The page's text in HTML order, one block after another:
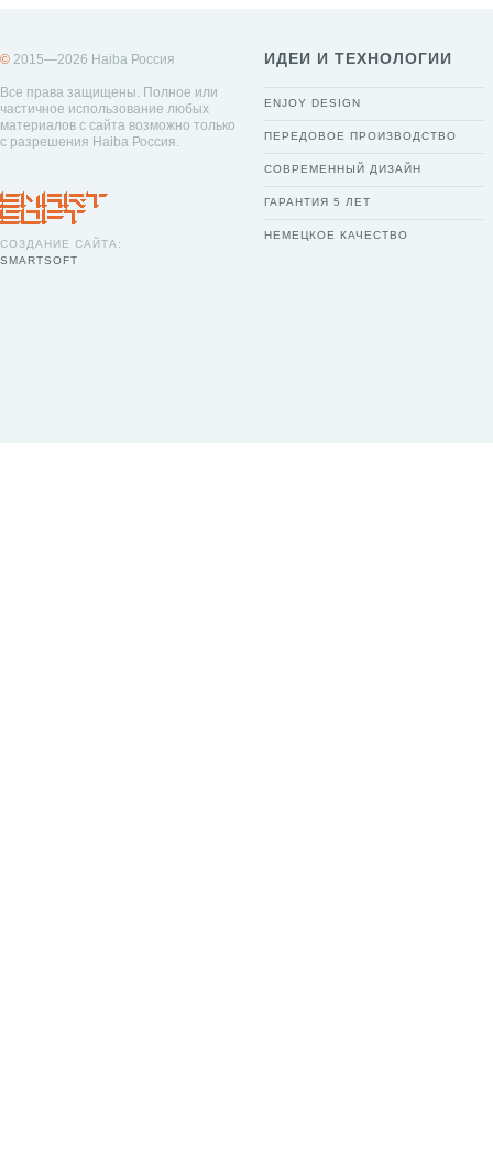
© 2015—2026 Haiba Россия
Все права защищены. Полное или
частичное использование любых
материалов с сайта возможно только
с разрешения Haiba Россия.
СОЗДАНИЕ САЙТА:
SMARTSOFT
ИДЕИ И ТЕХНОЛОГИИ
ENJOY DESIGN
ПЕРЕДОВОЕ ПРОИЗВОДСТВО
СОВРЕМЕННЫЙ ДИЗАЙН
ГАРАНТИЯ 5 ЛЕТ
НЕМЕЦКОЕ КАЧЕСТВО